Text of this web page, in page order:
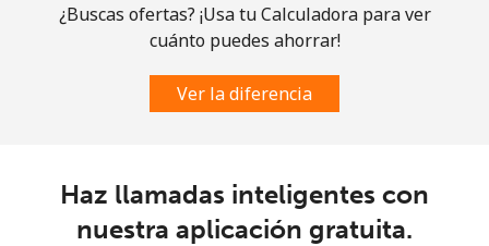
¿Buscas ofertas? ¡Usa tu Calculadora para ver
cuánto puedes ahorrar!
Ver la diferencia
Haz llamadas inteligentes con
nuestra aplicación gratuita.